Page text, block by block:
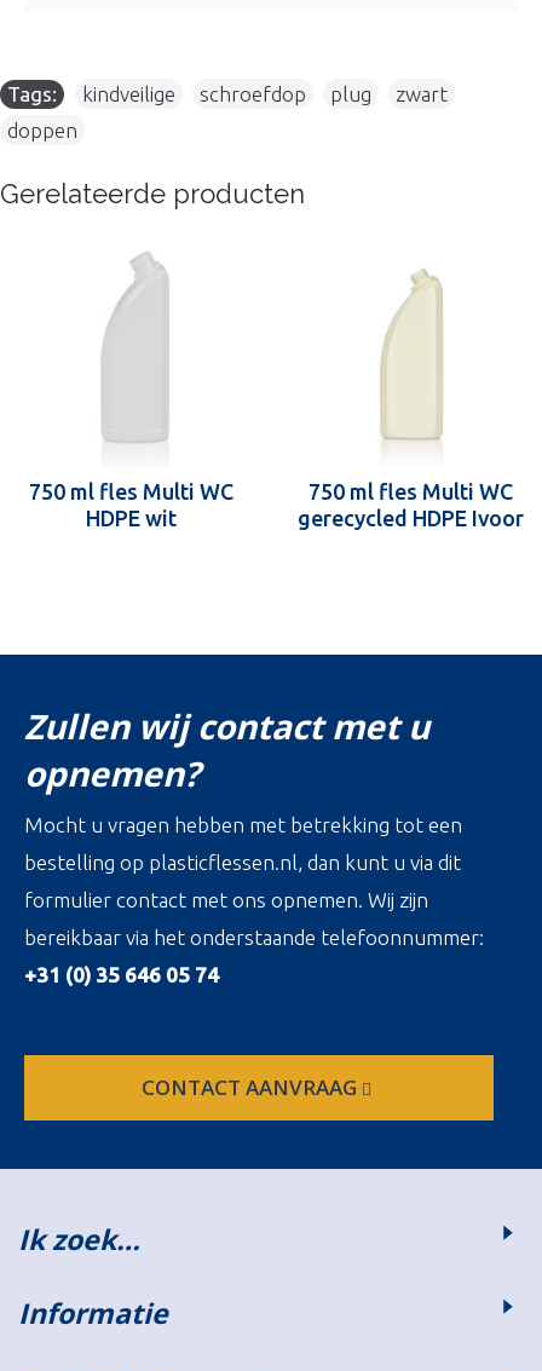
Tags: kindveilige schroefdop plug zwart
doppen
Gerelateerde producten
750 ml fles Multi WC
HDPE wit
750 ml fles Multi WC
gerecycled HDPE Ivoor
Zullen wij contact met u
opnemen?
Mocht u vragen hebben met betrekking tot een
bestelling op plasticflessen.nl, dan kunt u via dit
formulier contact met ons opnemen. Wij zijn
bereikbaar via het onderstaande telefoonnummer:
+31 (0) 35 646 05 74
CONTACT AANVRAAG
Ik zoek…
Informatie